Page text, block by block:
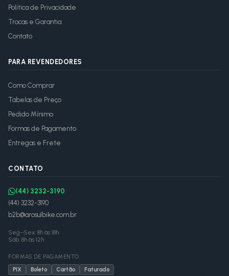
Política de Privacidade
Trocas e Garantia
Contato
PARA REVENDEDORES
Como Comprar
Tabelas de Preço
Pedido Mínimo
Formas de Pagamento
Entregas e Frete
CONTATO
(44) 3232-3190
(44) 3232-3190
b2b@arosulbike.com.br
Seg–Sex: 8h às 18h
Sáb: 8h às 12h
FORMAS DE PAGAMENTO
PIX
Boleto Cartão Faturado